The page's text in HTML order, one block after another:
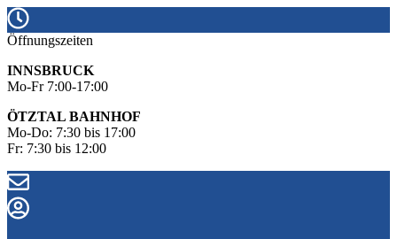
Öffnungszeiten
INNSBRUCK
Mo-Fr 7:00-17:00
ÖTZTAL BAHNHOF
Mo-Do: 7:30 bis 17:00
Fr: 7:30 bis 12:00